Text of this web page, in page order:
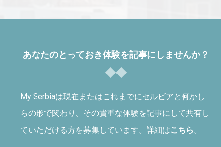
あなたのとっておき体験を記事にしませんか？
My Serbiaは現在またはこれまでにセルビアと何かし
らの形で関わり、その貴重な体験を記事にして共有し
ていただける方を募集しています。詳細はこちら 。